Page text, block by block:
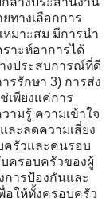
ทางเลือกการ
หมาะสม มีการนำ
าะห์อาการได้
งประสบการณ์ที่ดี
รรักษา 3) การส่ง
เพียงแค่การ
ามรู้ ความเข้าใจ
ละลดความเสี่ยง
ครัวและคนรอบ
ครอบครัวของผู้
การป้องกันและ
อให้ทั้งครอบครัว